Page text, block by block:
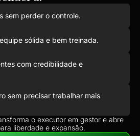
sem perder o controle.
sólida e bem treinada.
com credibilidade e
sem precisar trabalhar mais
o executor em gestor e abre
liberdade e expansão.